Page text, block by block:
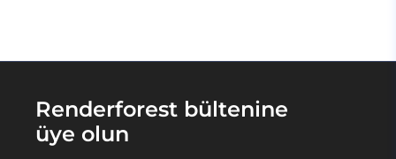
Renderforest bültenine
üye olun